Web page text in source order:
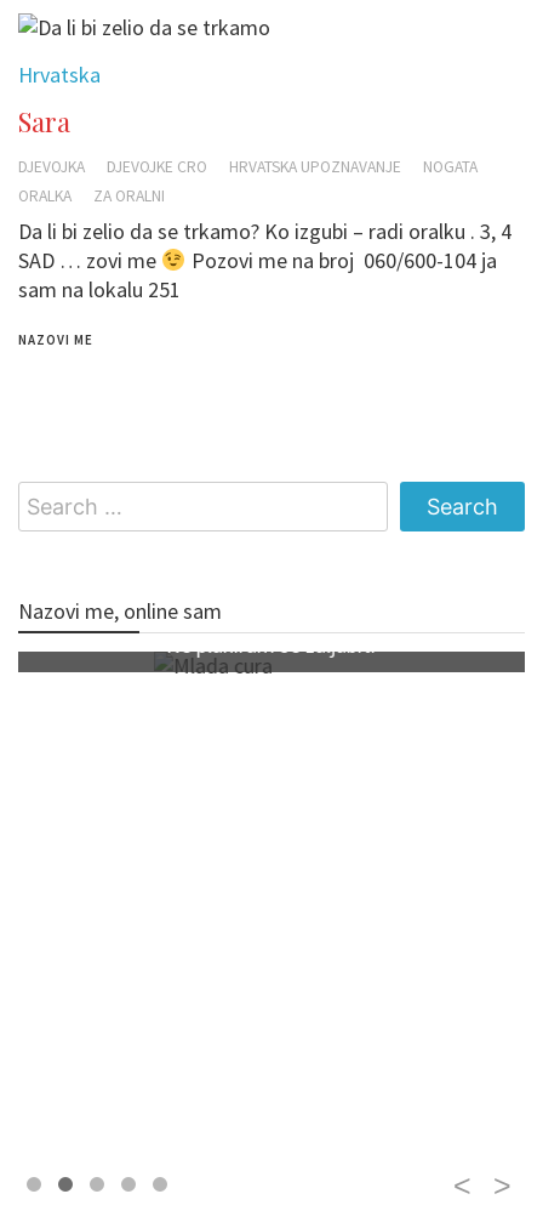
Hrvatska
Sara
DJEVOJKA DJEVOJKE CRO HRVATSKA UPOZNAVANJE
NOGATA
ORALKA
ZA ORALNI
Da li bi zelio da se trkamo? Ko izgubi – radi oralku . 3, 4
SAD … zovi me
Pozovi me na broj 060/600-104 ja
sam na lokalu 251
NAZOVI ME
Search
for:
Nazovi me, online sam
Ne planiram se zaljubiti